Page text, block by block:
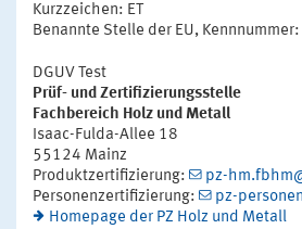
Kurzzeichen: ET
Benannte Stelle der EU,
DGUV Test
Prüf- und Zertifizierungsstelle
Fachbereich Holz und Metall
Isaac-Fulda-Allee 18
55124 Mainz
Produktzertifizierung:
pz-
Personenzertifizierung:
pz-
Homepage der PZ Holz und Metall